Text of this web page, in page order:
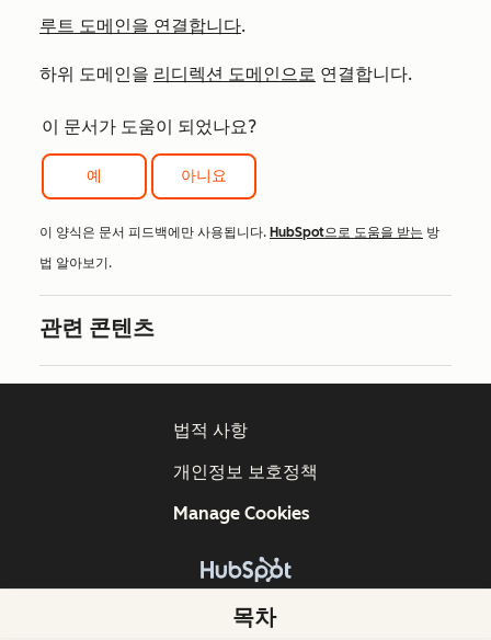
루트 도메인을 연결합니다.
하위 도메인을 리디렉션 도메인으로 연결합니다.
이 문서가 도움이 되었나요?
예 아니요
이 양식은 문서 피드백에만 사용됩니다. HubSpot으로 도움을 받는 방
법 알아보기.
관련 콘텐츠
목차
Copyright © 2026 HubSpot, Inc.
법적 사항
개인정보 보호정책
Manage Cookies